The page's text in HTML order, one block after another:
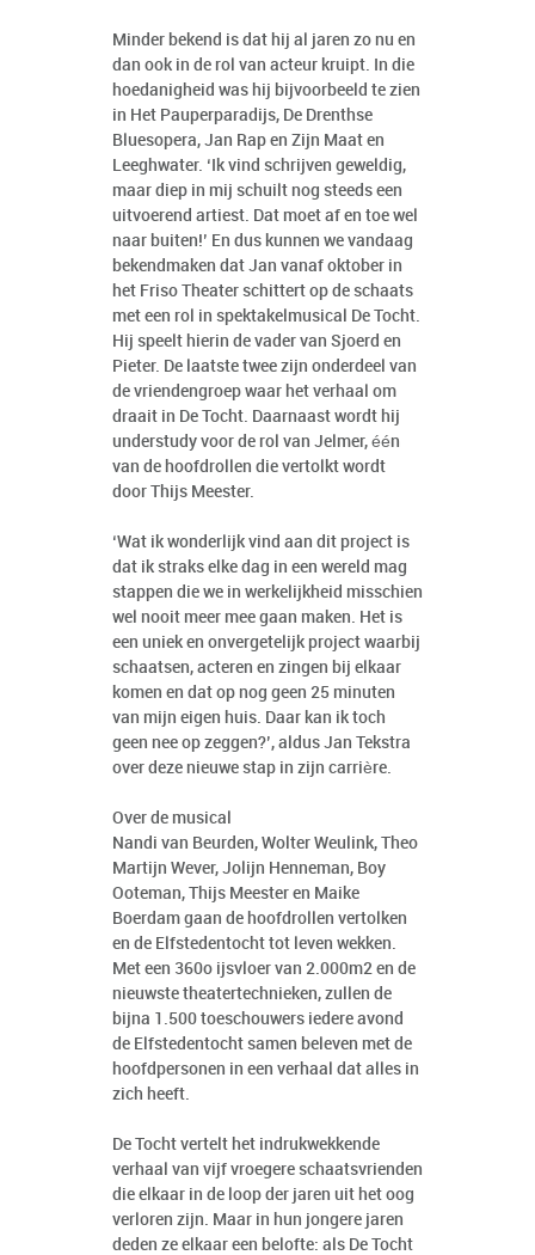
Minder bekend is dat hij al jaren zo nu en
dan ook in de rol van acteur kruipt. In die
hoedanigheid was hij bijvoorbeeld te zien
in Het Pauperparadijs, De Drenthse
Bluesopera, Jan Rap en Zijn Maat en
Leeghwater. ‘Ik vind schrijven geweldig,
maar diep in mij schuilt nog steeds een
uitvoerend artiest. Dat moet af en toe wel
naar buiten!’ En dus kunnen we vandaag
bekendmaken dat Jan vanaf oktober in
het Friso Theater schittert op de schaats
met een rol in spektakelmusical De Tocht.
Hij speelt hierin de vader van Sjoerd en
Pieter. De laatste twee zijn onderdeel van
de vriendengroep waar het verhaal om
draait in De Tocht. Daarnaast wordt hij
understudy voor de rol van Jelmer, één
van de hoofdrollen die vertolkt wordt
door Thijs Meester.
‘Wat ik wonderlijk vind aan dit project is
dat ik straks elke dag in een wereld mag
stappen die we in werkelijkheid misschien
wel nooit meer mee gaan maken. Het is
een uniek en onvergetelijk project waarbij
schaatsen, acteren en zingen bij elkaar
komen en dat op nog geen 25 minuten
van mijn eigen huis. Daar kan ik toch
geen nee op zeggen?’, aldus Jan Tekstra
over deze nieuwe stap in zijn carrière.
Over de musical
Nandi van Beurden, Wolter Weulink, Theo
Martijn Wever, Jolijn Henneman, Boy
Ooteman, Thijs Meester en Maike
Boerdam gaan de hoofdrollen vertolken
en de Elfstedentocht tot leven wekken.
Met een 360o ijsvloer van 2.000m2 en de
nieuwste theatertechnieken, zullen de
bijna 1.500 toeschouwers iedere avond
de Elfstedentocht samen beleven met de
hoofdpersonen in een verhaal dat alles in
zich heeft.
De Tocht vertelt het indrukwekkende
verhaal van vijf vroegere schaatsvrienden
die elkaar in de loop der jaren uit het oog
verloren zijn. Maar in hun jongere jaren
deden ze elkaar een belofte: als De Tocht